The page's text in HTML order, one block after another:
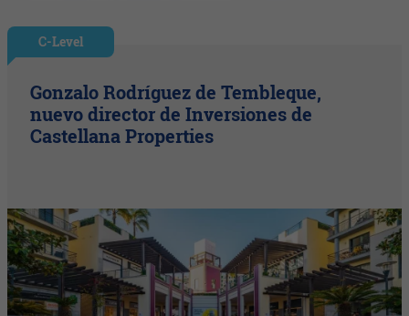
C-Level
Gonzalo Rodríguez de Tembleque,
nuevo director de Inversiones de
Castellana Properties